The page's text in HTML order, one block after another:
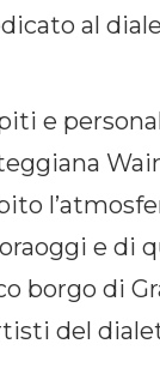
al
e
e di
borgo di
del